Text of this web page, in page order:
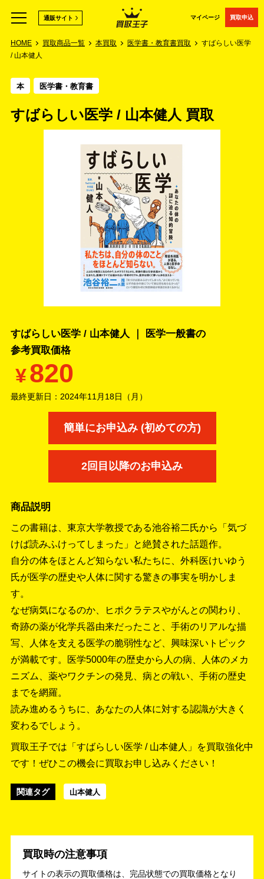
マイページ 買取申込
通販サイト
HOME 買取商品一覧 本買取 医学書・教育書買取
すばらしい医学
/ 山本健人
本 医学書・教育書
すばらしい医学 / 山本健人 買取
すばらしい医学 / 山本健人 ｜ 医学一般書の
参考買取価格
¥820
最終更新日： 2024年11月18日（月）
簡単にお申込み (初めての方)
2回目以降のお申込み
商品説明
この書籍は、東京大学教授である池谷裕二氏から「気づ
けば読みふけってしまった」と絶賛された話題作。
自分の体をほとんど知らない私たちに、外科医けいゆう
氏が医学の歴史や人体に関する驚きの事実を明かしま
す。
なぜ病気になるのか、ヒポクラテスやがんとの関わり、
奇跡の薬が化学兵器由来だったこと、手術のリアルな描
写、人体を支える医学の脆弱性など、興味深いトピック
が満載です。医学5000年の歴史から人の病、人体のメカ
ニズム、薬やワクチンの発見、病との戦い、手術の歴史
までを網羅。
読み進めるうちに、あなたの人体に対する認識が大きく
変わるでしょう。
買取王子では「すばらしい医学 / 山本健人」を買取強化中
です！ ぜひこの機会に買取お申し込みください！
関連タグ 山本健人
買取時の注意事項
サイトの表示の買取価格は、完品状態での買取価格となり